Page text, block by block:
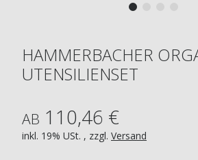
HAMMERBACHER
UTENSILIENSET
AB 110,46 €
inkl. 19% USt. , zzgl. Versand